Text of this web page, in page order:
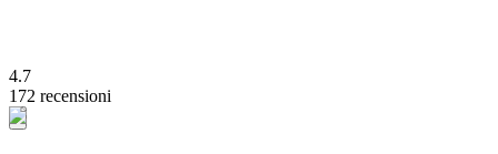
4.7
172 recensioni